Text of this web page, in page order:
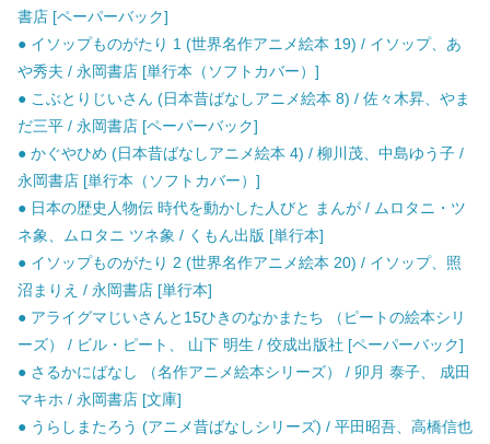
書店 [ペーパーバック]
● イソップものがたり 1 (世界名作アニメ絵本 19) / イソップ、あ
や秀夫 / 永岡書店 [単行本（ソフトカバー）]
● こぶとりじいさん (日本昔ばなしアニメ絵本 8) / 佐々木昇、やま
だ三平 / 永岡書店 [ペーパーバック]
● かぐやひめ (日本昔ばなしアニメ絵本 4) / 柳川茂、中島ゆう子 /
永岡書店 [単行本（ソフトカバー）]
● 日本の歴史人物伝 時代を動かした人びと まんが / ムロタニ・ツ
ネ象、ムロタニ ツネ象 / くもん出版 [単行本]
● イソップものがたり 2 (世界名作アニメ絵本 20) / イソップ、照
沼まりえ / 永岡書店 [単行本]
● アライグマじいさんと15ひきのなかまたち （ピートの絵本シリ
ーズ） / ビル・ピート、 山下 明生 / 佼成出版社 [ペーパーバック]
● さるかにばなし （名作アニメ絵本シリーズ） / 卯月 泰子、 成田
マキホ / 永岡書店 [文庫]
● うらしまたろう (アニメ昔ばなしシリーズ) / 平田昭吾、高橋信也